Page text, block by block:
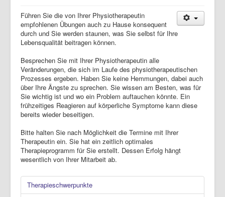
Führen Sie die von Ihrer Physiotherapeutin
empfohlenen Übungen auch zu Hause konsequent
durch und Sie werden staunen, was Sie selbst für Ihre
Lebensqualität beitragen können.
Besprechen Sie mit Ihrer Physiotherapeutin alle
Veränderungen, die sich im Laufe des physiotherapeutischen
Prozesses ergeben. Haben Sie keine Hemmungen, dabei auch
über Ihre Ängste zu sprechen. Sie wissen am Besten, was für
Sie wichtig ist und wo ein Problem auftauchen könnte. Ein
frühzeitiges Reagieren auf körperliche Symptome kann diese
bereits wieder beseitigen.
Bitte halten Sie nach Möglichkeit die Termine mit Ihrer
Therapeutin ein. Sie hat ein zeitlich optimales
Therapieprogramm für Sie erstellt. Dessen Erfolg hängt
wesentlich von Ihrer Mitarbeit ab.
Therapieschwerpunkte